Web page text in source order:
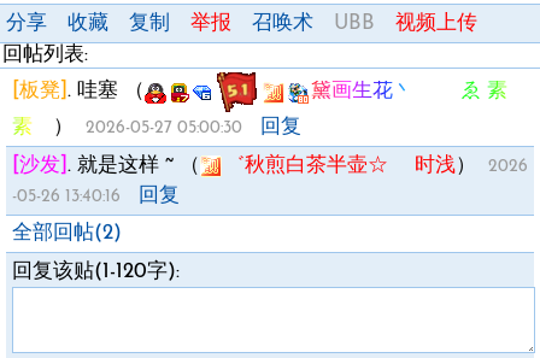
分享
收藏 复制 举报 召唤术 UBB
视频上传
回帖列表:
[板凳] . 哇塞 （
黛画生花丶 ゑ 素
素ゞ
） 2026-05-27 05:00:30
回复
[沙发] . 就是这样 ~ （ ゛秋煎白茶半壶☆ 时浅）
2026
-05-26 13:40:16
回复
全部回帖(2)
回复该贴(1-120字):